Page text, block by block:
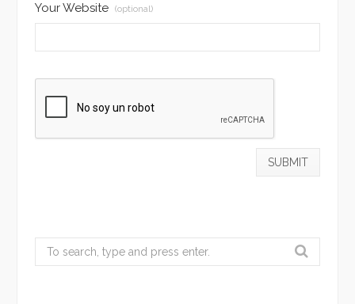
Your Website (optional)
Search
for: